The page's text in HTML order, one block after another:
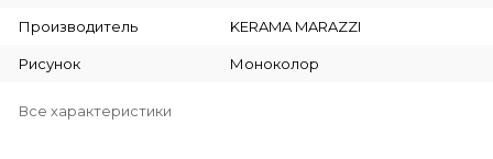
Производитель KERAMA MARAZZI
Рисунок Моноколор
Все характеристики